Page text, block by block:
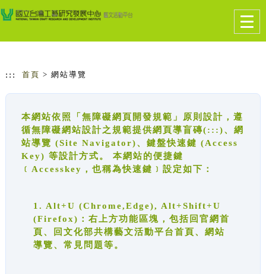
跳到主要內容
網站導覽
::: 首頁 > 網站導覽
本網站依照「無障礙網頁開發規範」原則設計，遵
循無障礙網站設計之規範提供網頁導盲磚(:::)、網
站導覽 (Site Navigator)、鍵盤快速鍵 (Access
Key) 等設計方式。 本網站的便捷鍵
﹝Accesskey，也稱為快速鍵﹞設定如下：
1. Alt+U (Chrome,Edge), Alt+Shift+U
(Firefox)：右上方功能區塊，包括回官網首
頁、回文化部共構藝文活動平台首頁、網站
導覽、常見問題等。